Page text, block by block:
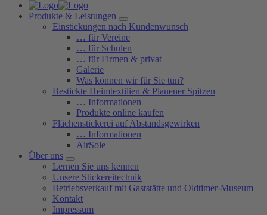
Produkte & Leistungen
Einstickungen nach Kundenwunsch
… für Vereine
… für Schulen
… für Firmen & privat
Galerie
Was können wir für Sie tun?
Bestickte Heimtextilien & Plauener Spitzen
… Informationen
Produkte online kaufen
Flächenstickerei auf Abstandsgewirken
… Informationen
AirSole
Über uns
Lernen Sie uns kennen
Unsere Stickereitechnik
Betriebsverkauf mit Gaststätte und Oldtimer-Museum
Kontakt
Impressum